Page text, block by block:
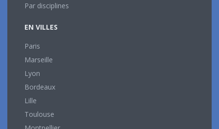
Par disciplines
EN VILLES
Paris
Marseille
Lyon
Bordeaux
Lille
Toulouse